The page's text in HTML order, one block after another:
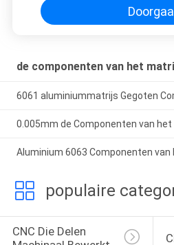
de componenten van het
6061 aluminiummatrijs Gegoten
0.005mm de Componenten van
Aluminium 6063 Componenten
populaire
CNC Die Delen